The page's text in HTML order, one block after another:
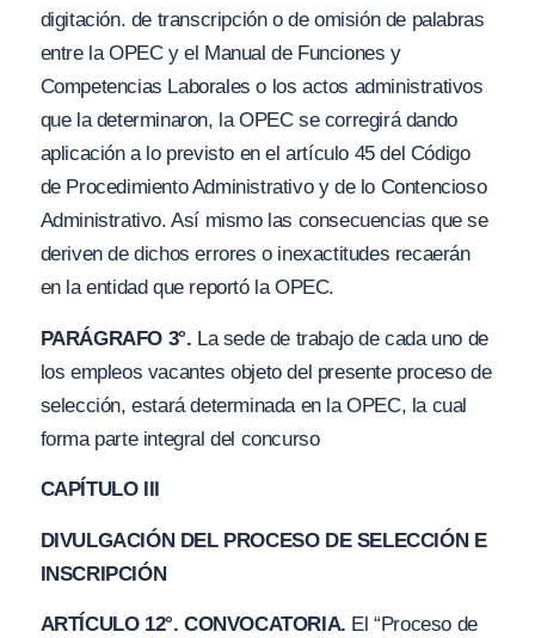
digitación. de transcripción o de omisión de palabras
entre la OPEC y el Manual de Funciones y
Competencias Laborales o los actos administrativos
que la determinaron, la OPEC se corregirá dando
aplicación a lo previsto en el artículo 45 del Código
de Procedimiento Administrativo y de lo Contencioso
Administrativo. Así mismo las consecuencias que se
deriven de dichos errores o inexactitudes recaerán
en la entidad que reportó la OPEC.
PARÁGRAFO 3°. La sede de trabajo de cada uno de
los empleos vacantes objeto del presente proceso de
selección, estará determinada en la OPEC, la cual
forma parte integral del concurso
CAPÍTULO III
DIVULGACIÓN DEL PROCESO DE SELECCIÓN E
INSCRIPCIÓN
ARTÍCULO 12°. CONVOCATORIA. El “Proceso de